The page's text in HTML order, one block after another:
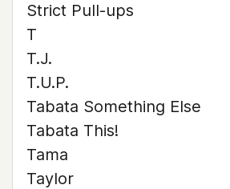
Strict Pull-ups
T
T.J.
T.U.P.
Tabata Something Else
Tabata This!
Tama
Taylor